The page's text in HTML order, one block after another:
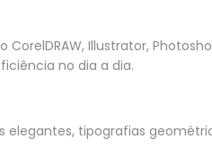
Illustrator,
no dia a dia.
tipografias